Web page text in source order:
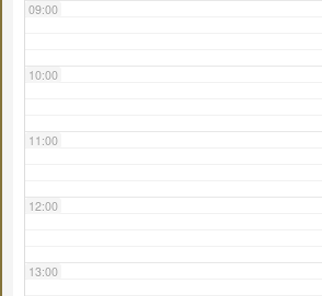
09:00
10:00
11:00
12:00
13:00